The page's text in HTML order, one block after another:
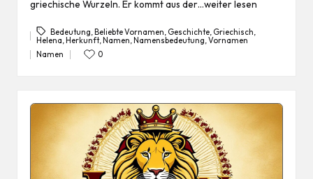
griechische Wurzeln. Er kommt aus der…weiter lesen
Tags:
Bedeutung ,Beliebte Vornamen Geschichte Griechisch
Helena, Herkunft, Namen, Namensbedeutung,Vornamen
Posted
Namen 0